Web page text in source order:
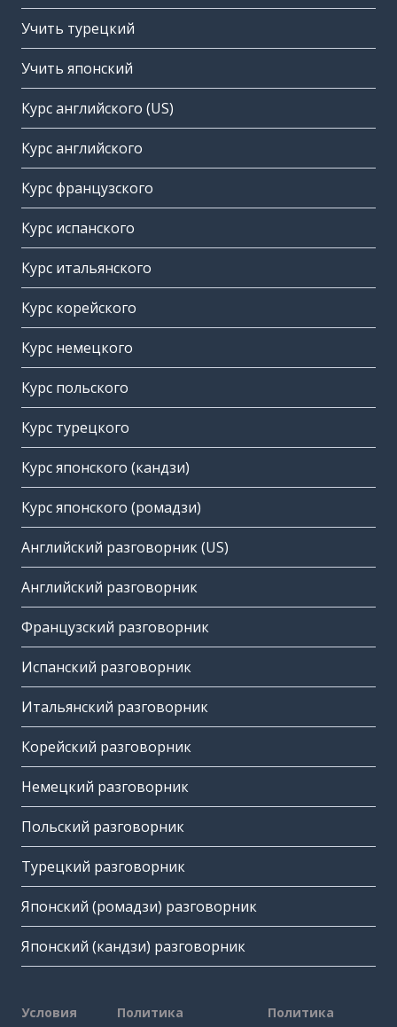
Учить турецкий
Учить японский
Курс английского (US)
Курс английского
Курс французского
Курс испанского
Курс итальянского
Курс корейского
Курс немецкого
Курс польского
Курс турецкого
Курс японского (кандзи)
Курс японского (ромадзи)
Английский разговорник (US)
Английский разговорник
Французский разговорник
Испанский разговорник
Итальянский разговорник
Корейский разговорник
Немецкий разговорник
Польский разговорник
Турецкий разговорник
Японский (ромадзи) разговорник
Японский (кандзи) разговорник
Условия
Политика
Политика